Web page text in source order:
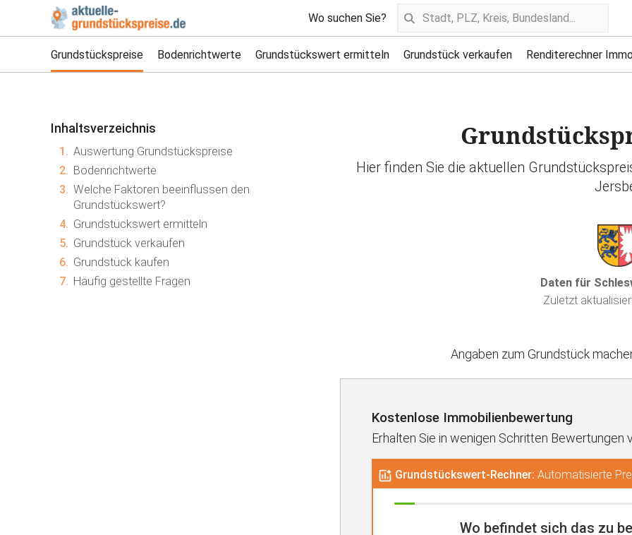
Wo suchen Sie?
Grundstückspreise Bodenrichtwerte Grundstückswert ermitteln Grundstück verkaufen Renditerechner
Inhaltsverzeichnis
1. Auswertung Grundstückspreise
2. Bodenrichtwerte
3. Welche Faktoren beeinflussen den
Grundstückswert?
4. Grundstückswert ermitteln
5. Grundstück verkaufen
6. Grundstück kaufen
7. Häufig gestellte Fragen
Hier finden Sie die aktuellen
Daten für
Zuletzt
Angaben zum Grundstück
Kostenlose Immobilienbewertung
Erhalten Sie in wenigen Schritten
Grundstückswert-Rechner: Automatisierte